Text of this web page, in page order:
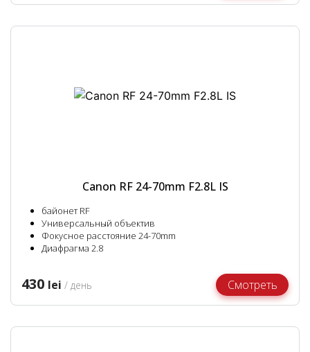
Canon RF 24-70mm F2.8L IS
байонет RF
Универсальный объектив
Фокусное расстояние 24-70mm
Диафрагма 2.8
430 lei / день Смотреть